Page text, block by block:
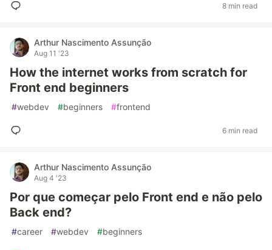
8 min read
Arthur Nascimento Assunção
Aug 11 '23
How the internet works from scratch for
Front end beginners
#webdev #beginners #frontend
6 min read
Arthur Nascimento Assunção
Aug 4 '23
Por que começar pelo Front end e não pelo
Back end?
#career #webdev #beginners